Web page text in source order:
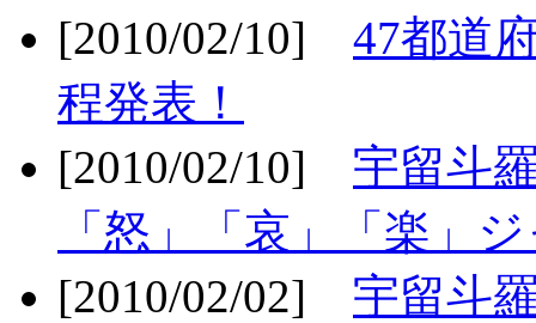
[2010/02/10] 47都道
程発表！
[2010/02/10] 宇留斗
「怒」「哀」「楽」
[2010/02/02] 宇留斗